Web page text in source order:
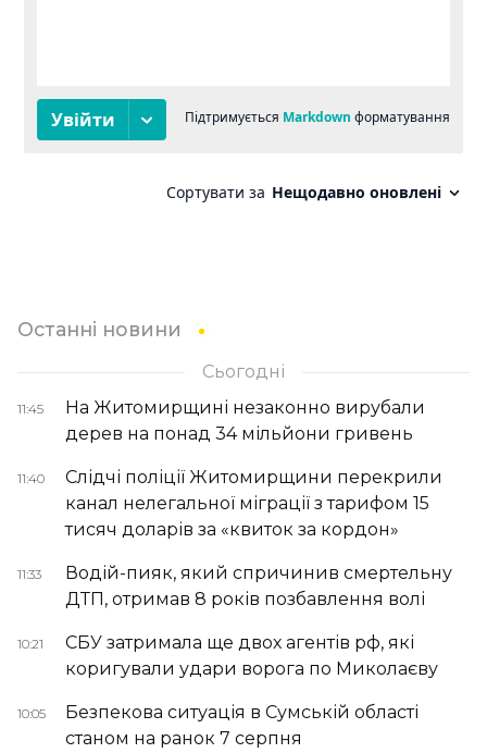
Останні новини
Сьогодні
11:45
На Житомирщині незаконно вирубали
дерев на понад 34 мільйони гривень
11:40
Слідчі поліції Житомирщини перекрили
канал нелегальної міграції з тарифом 15
тисяч доларів за «квиток за кордон»
11:33
Водій-пияк, який спричинив смертельну
ДТП, отримав 8 років позбавлення волі
10:21
СБУ затримала ще двох агентів рф, які
коригували удари ворога по Миколаєву
10:05
Безпекова ситуація в Сумській області
станом на ранок 7 серпня